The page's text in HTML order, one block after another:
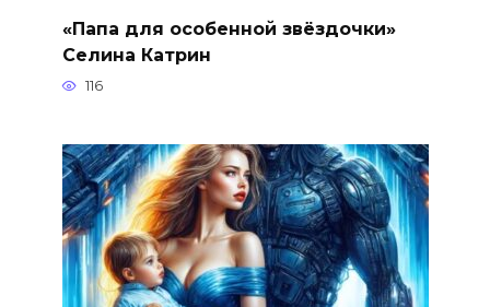
«Папа для особенной звёздочки»
Селина Катрин
116